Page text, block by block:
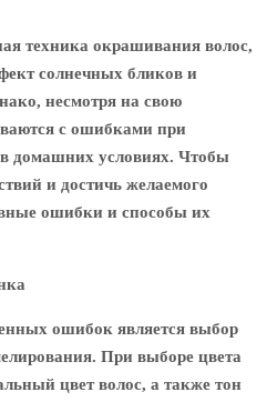
техника окрашивания волос,
солнечных бликов и
несмотря на свою
с ошибками при
домашних условиях. Чтобы
и достичь желаемого
ошибки и способы их
ошибок является выбор
При выборе цвета
цвет волос, а также тон